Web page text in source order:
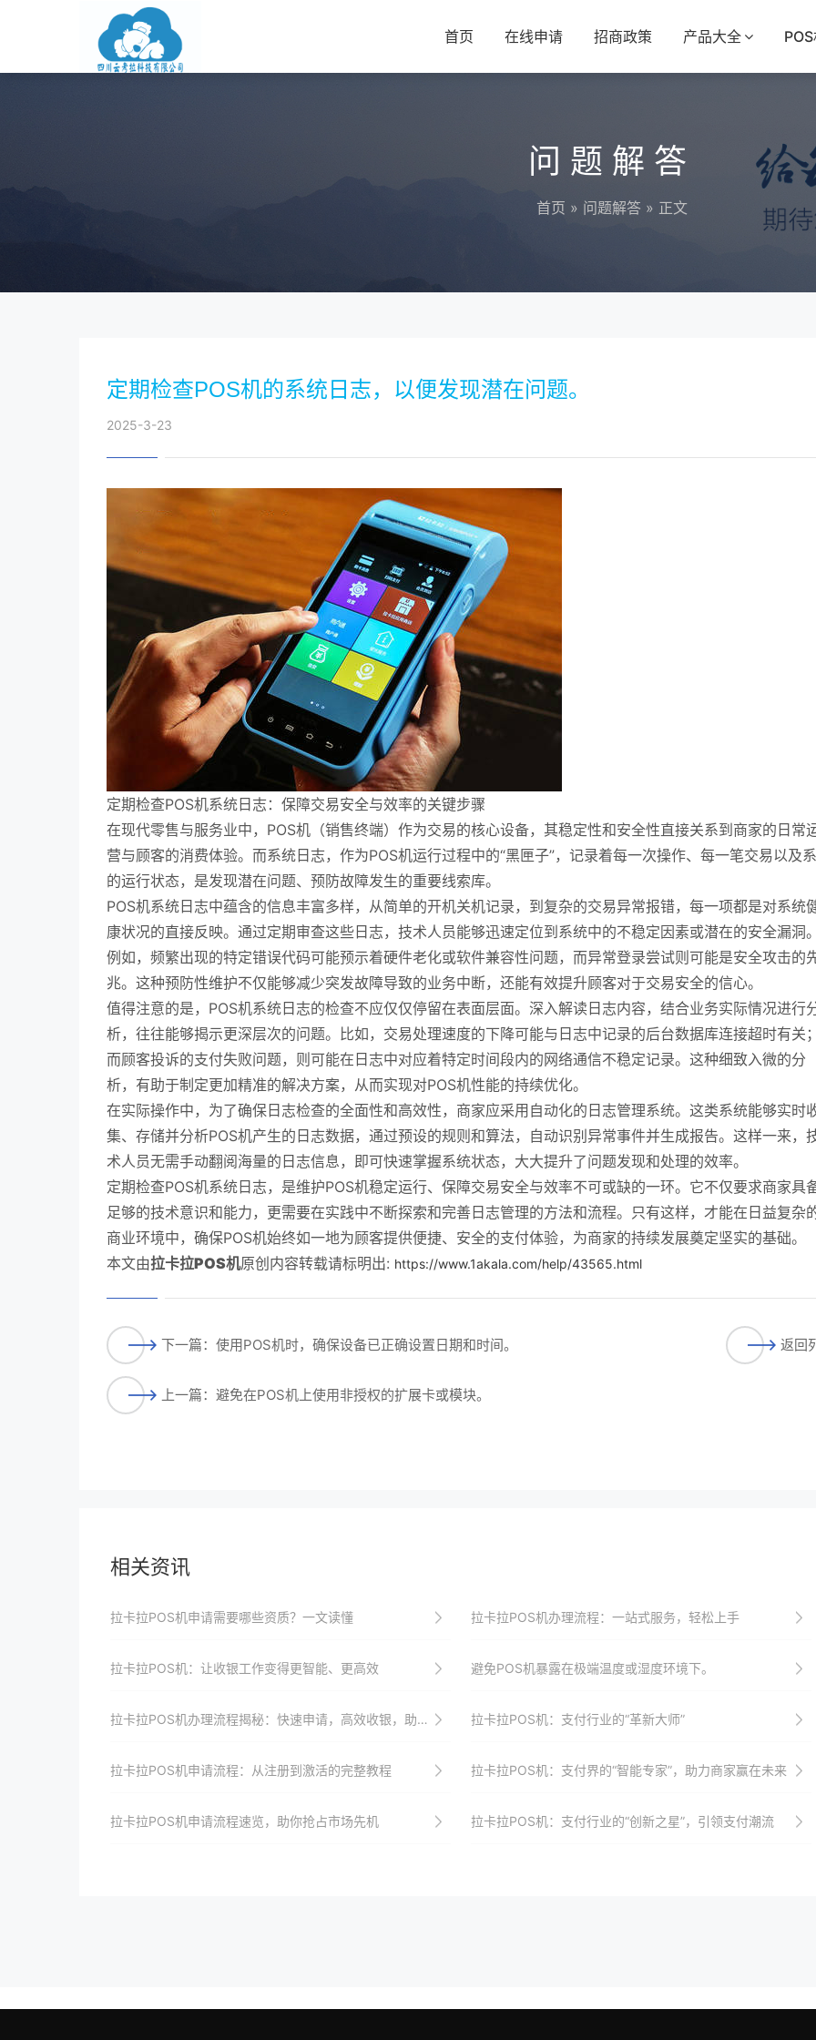
首页 在线申请 招商政策 产品大全
问题解答
首页 » 问题解答 » 正文
定期检查POS机的系统日志，以便发现潜在问题。
2025-3-23
定期检查POS机系统日志：保障交易安全与效率的关键步骤
在现代零售与服务业中，POS机（销售终端）作为交易的核心设备，其稳定性和安全性直接关系到商家的日常
营与顾客的消费体验。而系统日志，作为POS机运行过程中的“黑匣子”，记录着每一次操作、每一笔交易以及
的运行状态，是发现潜在问题、预防故障发生的重要线索库。
POS机系统日志中蕴含的信息丰富多样，从简单的开机关机记录，到复杂的交易异常报错，每一项都是对系统
康状况的直接反映。通过定期审查这些日志，技术人员能够迅速定位到系统中的不稳定因素或潜在的安全漏洞
例如，频繁出现的特定错误代码可能预示着硬件老化或软件兼容性问题，而异常登录尝试则可能是安全攻击的
兆。这种预防性维护不仅能够减少突发故障导致的业务中断，还能有效提升顾客对于交易安全的信心。
值得注意的是，POS机系统日志的检查不应仅仅停留在表面层面。深入解读日志内容，结合业务实际情况进行
析，往往能够揭示更深层次的问题。比如，交易处理速度的下降可能与日志中记录的后台数据库连接超时有关
而顾客投诉的支付失败问题，则可能在日志中对应着特定时间段内的网络通信不稳定记录。这种细致入微的分
析，有助于制定更加精准的解决方案，从而实现对POS机性能的持续优化。
在实际操作中，为了确保日志检查的全面性和高效性，商家应采用自动化的日志管理系统。这类系统能够实时
集、存储并分析POS机产生的日志数据，通过预设的规则和算法，自动识别异常事件并生成报告。这样一来，
术人员无需手动翻阅海量的日志信息，即可快速掌握系统状态，大大提升了问题发现和处理的效率。
定期检查POS机系统日志，是维护POS机稳定运行、保障交易安全与效率不可或缺的一环。它不仅要求商家具
足够的技术意识和能力，更需要在实践中不断探索和完善日志管理的方法和流程。只有这样，才能在日益复杂
商业环境中，确保POS机始终如一地为顾客提供便捷、安全的支付体验，为商家的持续发展奠定坚实的基础。
本文由拉卡拉POS机原创内容转载请标明出: https://www.1akala.com/help/43565.html
下一篇：使用POS机时，确保设备已正确设置日期和时间。
上一篇：避免在POS机上使用非授权的扩展卡或模块。
返回
相关资讯
拉卡拉POS机申请需要哪些资质？一文读懂 拉卡拉POS机办理流程：一站式服务，轻松上手
拉卡拉POS机：让收银工作变得更智能、更高效 避免POS机暴露在极端温度或湿度环境下。
拉卡拉POS机办理流程揭秘：快速申请，高效收银，助力商家腾飞 拉卡拉POS机：支付行业的“革新大师”
拉卡拉POS机申请流程：从注册到激活的完整教程 拉卡拉POS机：支付界的“智能专家”，助力商家赢在未来
拉卡拉POS机申请流程速览，助你抢占市场先机 拉卡拉POS机：支付行业的“创新之星”，引领支付潮流